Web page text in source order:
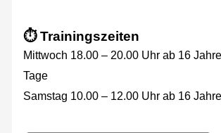
⏱️ Trainingszeiten
Mittwoch 18.00 – 20.00 Uhr ab 16
Tage
Samstag 10.00 – 12.00 Uhr ab 16